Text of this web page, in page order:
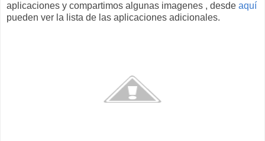
aplicaciones y compartimos algunas imagenes , desde aquí
pueden ver la lista de las aplicaciones adicionales.